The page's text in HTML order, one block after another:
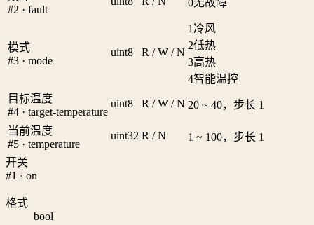
#2 · fault
模式
#3 · mode
uint8 R / W / N
1 冷风
2低热
3高热
4智能温控
目标温度
#4 · target-temperature
uint8 R / W / N 20 ~ 40，步长 1
当前温度
#5 · temperature
uint32 R / N 1 ~ 100，步长 1
开关
#1 · on
格式
bool